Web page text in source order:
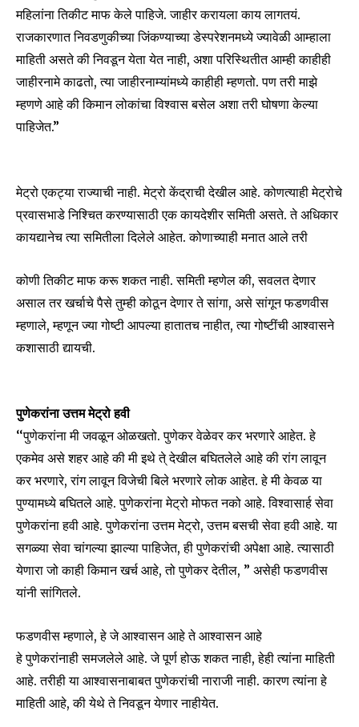
Join our community of
SUBSCRIBERS and be part of the
To subscribe, simply enter your email address on our website
or click the subscribe button below. Don't worry, we respect
your privacy and won't spam your inbox. Your information is
safe with us.
SUBSCRIBE
I've read and accept the Privacy Policy.
Fans
32,111
Followers Followers
महिलांना तिकीट माफ केले पाहिजे. जाहीर करायला काय लागतयं.
राजकारणात निवडणुकीच्या जिंकण्याच्या डेस्परेशनमध्ये ज्यावेळी आम्हाला
माहिती असते की निवडून येता येत नाही, अशा परिस्थितीत आम्ही काहीही
जाहीरनामे काढतो, त्या जाहीरनाम्यांमध्ये काहीही म्हणतो. पण तरी माझे
म्हणणे आहे की किमान लोकांचा विश्वास बसेल अशा तरी घोषणा केल्या
पाहिजेत.”
मेट्रो एकट्या राज्याची नाही. मेट्रो केंद्राची देखील आहे. कोणत्याही मेट्रोचे
प्रवासभाडे निश्चित करण्यासाठी एक कायदेशीर समिती असते. ते अधिकार
कायद्यानेच त्या समितीला दिलेले आहेत. कोणाच्याही मनात आले तरी
कोणी तिकीट माफ करू शकत नाही. समिती म्हणेल की, सवलत देणार
असाल तर खर्चाचे पैसे तुम्ही कोठून देणार ते सांगा, असे सांगून फडणवीस
म्हणाले, म्हणून ज्या गोष्टी आपल्या हातातच नाहीत, त्या गोष्टींची आश्वासने
कशासाठी द्यायची.
पुणेकरांना उत्तम मेट्रो हवी
‘‘पुणेकरांना मी जवळून ओळखतो. पुणेकर वेळेवर कर भरणारे आहेत. हे
एकमेव असे शहर आहे की मी इथे ते् देखील बघितलेले आहे की रांग लावून
कर भरणारे, रांग लावून विजेची बिले भरणारे लोक आहेत. हे मी केवळ या
पुण्यामध्ये बघितले आहे. पुणेकरांना मेट्रो मोफत नको आहे. विश्वासार्ह सेवा
पुणेकरांना हवी आहे. पुणेकरांना उत्तम मेट्रो, उत्तम बसची सेवा हवी आहे. या
सगळ्या सेवा चांगल्या झाल्या पाहिजेत, ही पुणेकरांची अपेक्षा आहे. त्यासाठी
येणारा जो काही किमान खर्च आहे, तो पुणेकर देतील, ” असेही फडणवीस
यांनी सांगितले.
फडणवीस म्हणाले, हे जे आश्वासन आहे ते आश्वासन आहे
हे पुणेकरांनाही समजलेले आहे. जे पूर्ण होऊ शकत नाही, हेही त्यांना माहिती
आहे. तरीही या आश्वासनाबाबत पुणेकरांची नाराजी नाही. कारण त्यांना हे
माहिती आहे, की येथे ते निवडून येणार नाहीयेत.